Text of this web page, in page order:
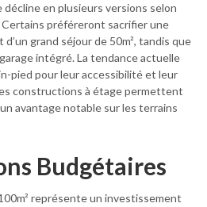
décline en plusieurs versions selon
préféreront sacrifier une
grand séjour de 50m², tandis que
intégré. La tendance actuelle
pied pour leur accessibilité et leur
constructions à étage permettent
avantage notable sur les terrains
Budgétaires
représente un investissement